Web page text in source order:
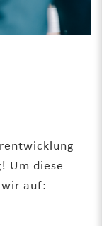
Um diese
auf: